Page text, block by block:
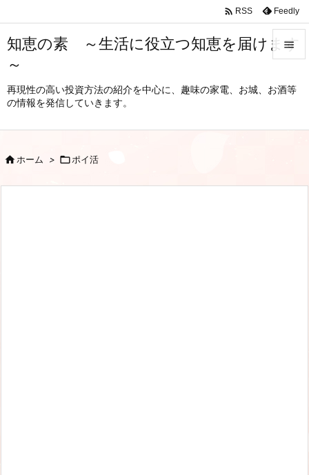
知恵の素 ～生活に役立つ知恵を届けます
～
再現性の高い投資方法の紹介を中心に、趣味の家電、お城、お酒等
の情報を発信していきます。

メニュ
 RSS Feedly
ホーム > ポイ活